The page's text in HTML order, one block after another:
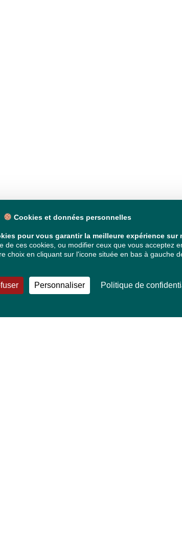
Cookies et données personnelles
pour vous garantir la meilleure expérience sur
de ces cookies, ou modifier ceux que vous acceptez
choix en cliquant sur l'icone située en bas à gauche
Personnaliser Politique de